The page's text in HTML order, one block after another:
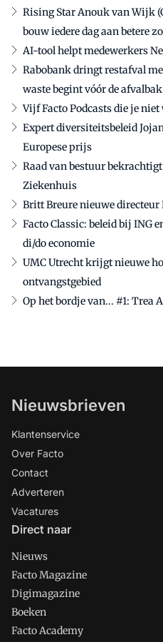
Rising Star Anouk van Wijk
bouw iedere dag aan betere
AI-tool helpt medewerkers
Rabobank dringt restafval
waste begint vóór de afvalbak
Vijf Facto Podcasts die je
Expert diversiteitsbeleid
Europese prijs
Raad van bestuur
Ziekenhuis
Britt Breure nieuwe
Facto Classic: beleid bij ING
di/do economie
UMC Utrecht krijgt nieuwe
ontvangstgebied
Op het bordje van... #1: Trea
Nieuwsbrieven
Klantenservice
Over Facto
Contact
Adverteren
Vacatures
Direct naar
Nieuws
Facto Magazine
Digimagazine
Boeken
Facto Academy